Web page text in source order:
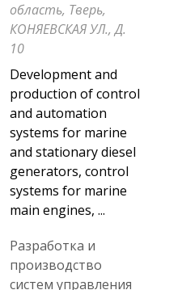
область, Тверь,
КОНЯЕВСКАЯ УЛ., Д.
10
Development and
production of control
and automation
systems for marine
and stationary diesel
generators, control
systems for marine
main engines, ...
Разработка и
производство
систем управления